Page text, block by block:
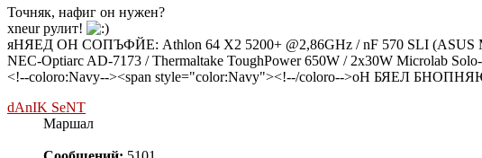
Точняк, нафиг он нужен?
xneur рулит!
яНЯЕД ОН СОПЪФЙЕ: Athlon 64 X2 5200+ @2,86GHz / nF 570 SLI (ASUS
NEC-Optiarc AD-7173 / Thermaltake ToughPower 650W / 2x30W Microlab
<!--coloro:Navy--><span style="color:Navy"><!--/coloro-->оН БЯЕЛ
dAnIK SeNT
Маршал